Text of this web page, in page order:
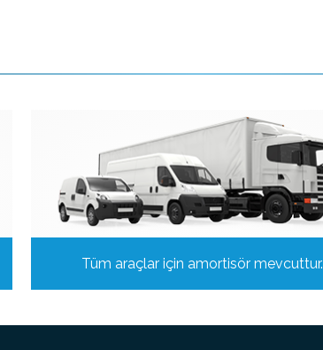
Tüm araçlar için amortisör mevcuttur.